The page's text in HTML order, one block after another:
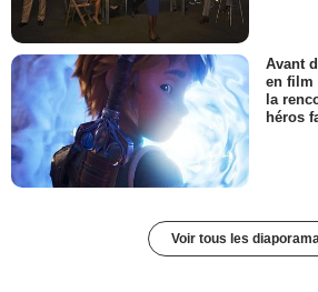
Avant
en film
la
héros
Voir tous les